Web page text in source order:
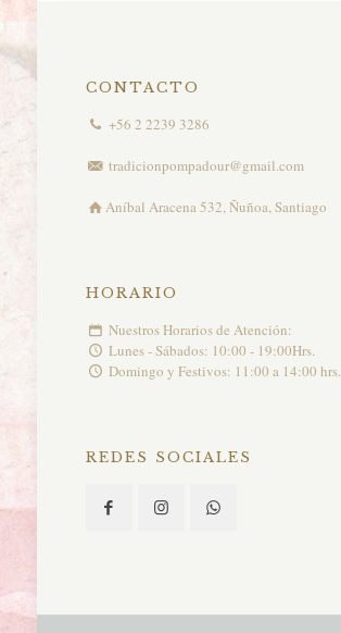
CONTACTO
+56 2 2239 3286
tradicionpompadour@gmail.com
Aníbal Aracena 532, Ñuñoa, Santiago
HORARIO
Nuestros Horarios de Atención:
Lunes - Sábados: 10:00 - 19:00Hrs.
Domingo y Festivos: 11:00 a 14:00 hrs.
REDES SOCIALES